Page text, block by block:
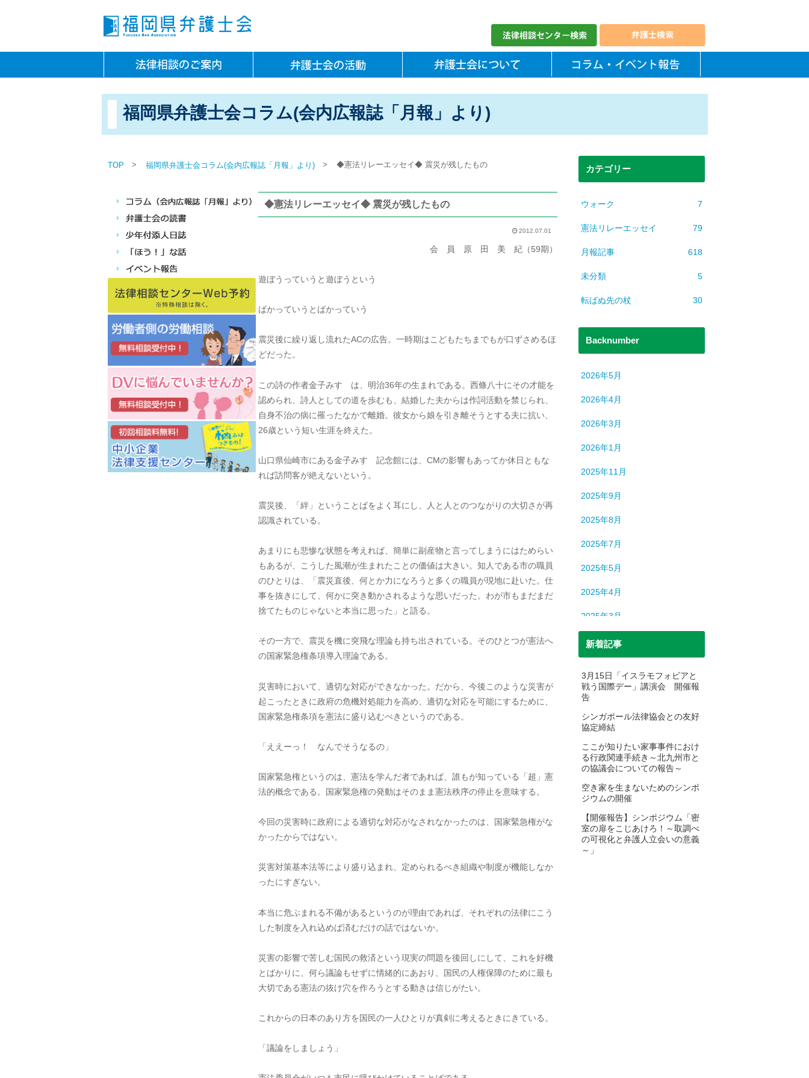
福岡県弁護士会コラム(会内広報誌「月報」より)
TOP > 福岡県弁護士会コラム(会内広報誌「月報」より)> ◆憲法リレーエッセイ◆ 震災が残したもの
◆憲法リレーエッセイ◆ 震災が残したもの
2012.07.01
会 員 原 田 美 紀（59期）
遊ぼうっていうと遊ぼうという
ばかっていうとばかっていう
震災後に繰り返し流れたACの広告。一時期はこどもたちまでもが口ずさめるほ
どだった。
この詩の作者金子みすゞは、明治36年の生まれである。西條八十にその才能を
認められ、詩人としての道を歩むも、結婚した夫からは作詞活動を禁じられ、
自身不治の病に罹ったなかで離婚。彼女から娘を引き離そうとする夫に抗い、
26歳という短い生涯を終えた。
山口県仙崎市にある金子みすゞ記念館には、CMの影響もあってか休日ともな
れば訪問客が絶えないという。
震災後、「絆」ということばをよく耳にし、人と人とのつながりの大切さが再
認識されている。
あまりにも悲惨な状態を考えれば、簡単に副産物と言ってしまうにはためらい
もあるが、こうした風潮が生まれたことの価値は大きい。知人である市の職員
のひとりは、「震災直後、何とか力になろうと多くの職員が現地に赴いた。仕
事を抜きにして、何かに突き動かされるような思いだった。わが市もまだまだ
捨てたものじゃないと本当に思った」と語る。
その一方で、震災を機に突飛な理論も持ち出されている。そのひとつが憲法へ
の国家緊急権条項導入理論である。
災害時において、適切な対応ができなかった。だから、今後このような災害が
起こったときに政府の危機対処能力を高め、適切な対応を可能にするために、
国家緊急権条項を憲法に盛り込むべきというのである。
「ええーっ！ なんでそうなるの」
国家緊急権というのは、憲法を学んだ者であれば、誰もが知っている「超」憲
法的概念である。国家緊急権の発動はそのまま憲法秩序の停止を意味する。
今回の災害時に政府による適切な対応がなされなかったのは、国家緊急権がな
かったからではない。
災害対策基本法等により盛り込まれ、定められるべき組織や制度が機能しなか
ったにすぎない。
本当に危ぶまれる不備があるというのが理由であれば、それぞれの法律にこう
した制度を入れ込めば済むだけの話ではないか。
災害の影響で苦しむ国民の救済という現実の問題を後回しにして、これを好機
とばかりに、何ら議論もせずに情緒的にあおり、国民の人権保障のために最も
大切である憲法の抜け穴を作ろうとする動きは信じがたい。
これからの日本のあり方を国民の一人ひとりが真剣に考えるときにきている。
「議論をしましょう」
カテゴリー
ウォーク 7
憲法リレーエッセイ 79
月報記事 618
未分類 5
転ばぬ先の杖 30
Backnumber
2026年5月
2026年4月
2026年3月
2026年1月
2025年11月
2025年9月
2025年8月
2025年7月
2025年5月
2025年4月
2025年3月
2025年2月
2024年12月
2024年11月
2024年9月
2024年8月
2024年6月
2024年5月
新着記事
3月15日「イスラモフォビアと
戦う国際デー」講演会 開催報
告
シンガポール法律協会との友好
協定締結
ここが知りたい家事事件におけ
る行政関連手続き～北九州市と
の協議会についての報告～
空き家を生まないためのシンポ
ジウムの開催
【開催報告】シンポジウム「密
室の扉をこじあけろ！～取調べ
の可視化と弁護人立会いの意義
～」